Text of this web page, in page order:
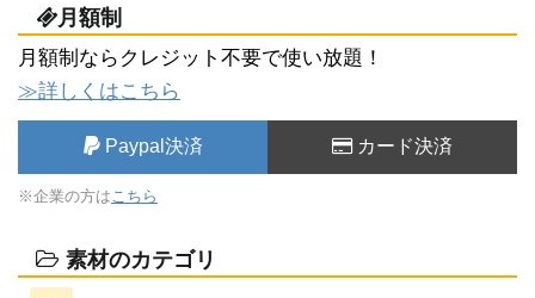
月額制
月額制ならクレジット不要で使い放題！
≫詳しくはこちら
Paypal決済 カード決済
※企業の方は こちら
素材のカテゴリ